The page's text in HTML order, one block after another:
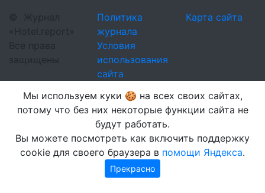
©
Журнал
«Hotel.report»
Все права
защищены
Политика
журнала
Условия
использования
сайта
Карта сайта
Мы используем куки 🍪 на всех своих сайтах,
потому что без них некоторые функции сайта не
будут работать.
Вы можете посмотреть как включить поддержку
cookie для своего браузера в помощи Яндекса.
Прекрасно